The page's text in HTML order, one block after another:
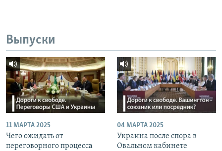
Выпуски
11 МАРТА 2025
Чего ожидать от
переговорного процесса
04 МАРТА 2025
Украина после спора в
Овальном кабинете